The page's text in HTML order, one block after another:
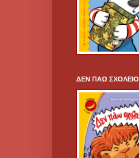
ΔΕΝ ΠΑΩ ΣΧΟΛΕΙΟ